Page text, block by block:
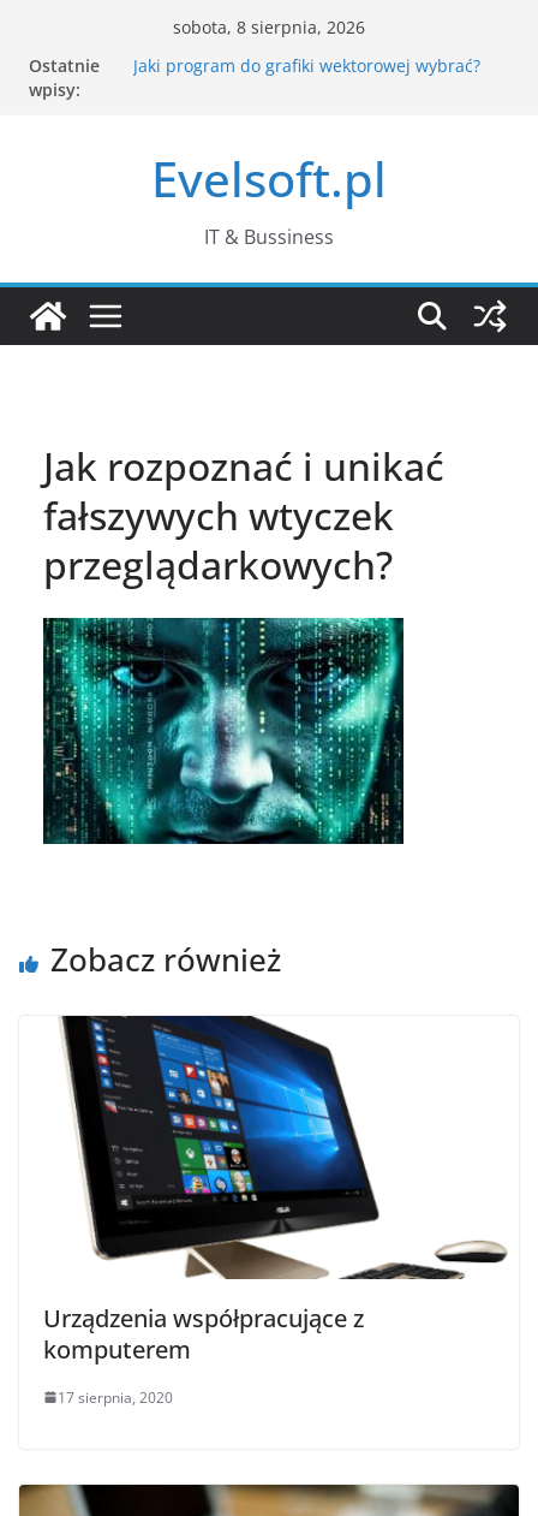
treści
sobota, 8 sierpnia, 2026
Ostatnie
wpisy:
Jaki program do grafiki wektorowej wybrać?
przyczynę w Menedżerze zadań?
Passkeys – czym są klucze dostępu i czy
Co zamiast WordPada w Windows 11?
Evelsoft.pl
IT & Bussiness
Jak rozpoznać i unikać
fałszywych wtyczek
przeglądarkowych?
Zobacz również
Urządzenia współpracujące z
komputerem
17 sierpnia, 2020